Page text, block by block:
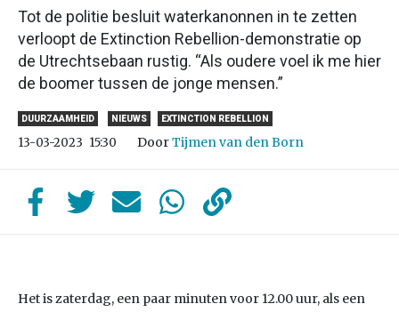
Tot de politie besluit waterkanonnen in te zetten
verloopt de Extinction Rebellion-demonstratie op
de Utrechtsebaan rustig. “Als oudere voel ik me hier
de boomer tussen de jonge mensen.”
DUURZAAMHEID NIEUWS EXTINCTION REBELLION
13-03-2023 15:30 DoorTijmen van den Born
Het is zaterdag, een paar minuten voor 12.00 uur, als een